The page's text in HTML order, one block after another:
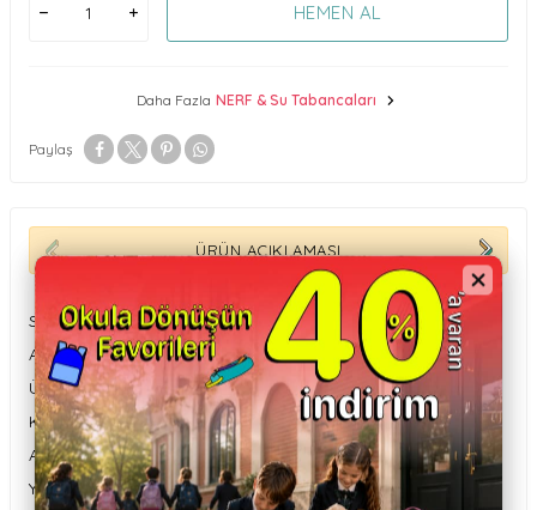
HEMEN AL
Daha Fazla NERF & Su Tabancaları
Paylaş
ÜRÜN AÇIKLAMASI
Su Kapasitesi: 100 ml
Atış Menzili: 9 metre
Ürün Boyutu: 19 cm
Kutu Boyutu: 20 x 5,5 x 17 cm
Ağırlık: 0,193 kg
Yaş Aralığı: 5 yaş ve üzeri